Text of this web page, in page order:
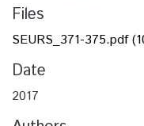
Files
SEURS_371-375.pdf
Date
2017